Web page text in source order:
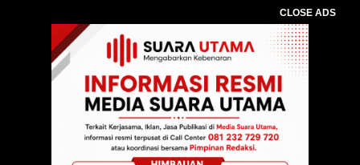
CLOSE ADS